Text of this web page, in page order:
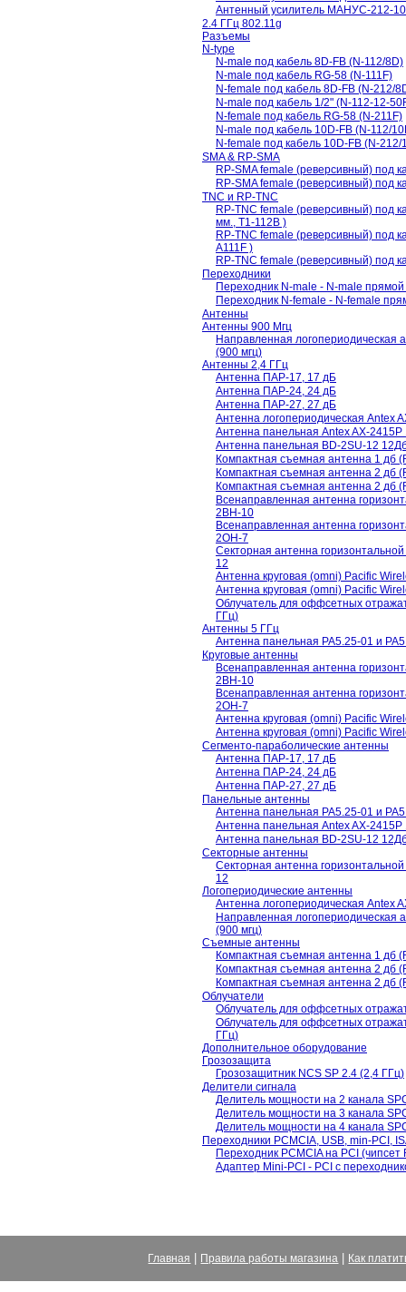
Антенный усилитель МАНУС-212-
2.4 ГГц 802.11g
Разъемы
N-type
N-male под кабель 8D-FB (N-112/8D)
N-male под кабель RG-58 (N-111F)
N-female под кабель 8D-FB (N-212/
N-male под кабель 1/2" (N-112-12-
N-female под кабель RG-58 (N-211F)
N-male под кабель 10D-FB (N-112/
N-female под кабель 10D-FB (N-212/
SMA & RP-SMA
RP-SMA female (реверсивный) под
RP-SMA female (реверсивный) под
TNC и RP-TNC
RP-TNC female (реверсивный) под
мм., T1-112B )
RP-TNC female (реверсивный) под
A111F )
RP-TNC female (реверсивный) под
Переходники
Переходник N-male - N-male
Переходник N-female - N-female
Антенны
Антенны 900 Мгц
Направленная логопериодическая
(900 мгц)
Антенны 2,4 ГГц
Антенна ПАР-17, 17 дБ
Антенна ПАР-24, 24 дБ
Антенна ПАР-27, 27 дБ
Антенна логопериодическая Antex
Антенна панельная Antex AX-
Антенна панельная BD-2SU-12
Компактная съемная антенна 1 дб
Компактная съемная антенна 2 дб
Компактная съемная антенна 2 дб
Всенаправленная антенна
2BH-10
Всенаправленная антенна
2OH-7
Секторная антенна
12
Антенна круговая (omni) Pacific
Антенна круговая (omni) Pacific
Облучатель для оффсетных
ГГц)
Антенны 5 ГГц
Антенна панельная PA5.25-01 и
Круговые антенны
Всенаправленная антенна
2BH-10
Всенаправленная антенна
2OH-7
Антенна круговая (omni) Pacific
Антенна круговая (omni) Pacific
Сегменто-параболические антенны
Антенна ПАР-17, 17 дБ
Антенна ПАР-24, 24 дБ
Антенна ПАР-27, 27 дБ
Панельные антенны
Антенна панельная PA5.25-01 и
Антенна панельная Antex AX-
Антенна панельная BD-2SU-12
Секторные антенны
Секторная антенна
12
Логопериодические антенны
Антенна логопериодическая Antex
Направленная логопериодическая
(900 мгц)
Съемные антенны
Компактная съемная антенна 1 дб
Компактная съемная антенна 2 дб
Компактная съемная антенна 2 дб
Облучатели
Облучатель для оффсетных
Облучатель для оффсетных
ГГц)
Дополнительное оборудование
Грозозащита
Грозозащитник NCS SP 2.4 (2,4 ГГц)
Делители сигнала
Делитель мощности на 2 канала
Делитель мощности на 3 канала
Делитель мощности на 4 канала
Переходники PCMCIA, USB, min-PCI,
Переходник PCMCIA на PCI
Адаптер Mini-PCI - PCI с
Главная Правила работы магазина Как